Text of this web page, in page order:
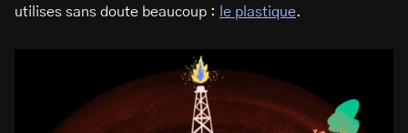
utilises sans doute beaucoup :
le plastique.